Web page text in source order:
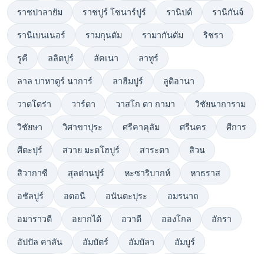
ราชปาลายัม ราชปูร์ โซนาร์ปูร์ รานิปต์ รานีกันจ์
รานีเบนเนอร์ รามกุนดัม รามากันดัม ริชรา
รูคี ลลิตปูร์ ลัคเนา ลาทูร์
ลาล บาหาดูร์ นาการ์ ลาฮีมปูร์ ลูดิอานา
วาดโดร่า วาร์ดา วาสโก ดา กามา วิชัยนาการาม
วิชัยษา วิศาขาปุระ ศรีคาคุลัม ศรีนคร ศีการ
ศีตะปุร์ สวาย มะดโฮปูร์ สาระตา สิวน
สิวากาซี สุลต่านปูร์ หะซาริบากห์ หาธราส
อชัลปูร์ อดอนี อนันตะปุระ อมรนาถ
อมาราวตี อยากได้ อวาดี อองโกล อักรา
อัปปัล คาลัน อัมบัตร์ อัมบัลา อัมบูร์